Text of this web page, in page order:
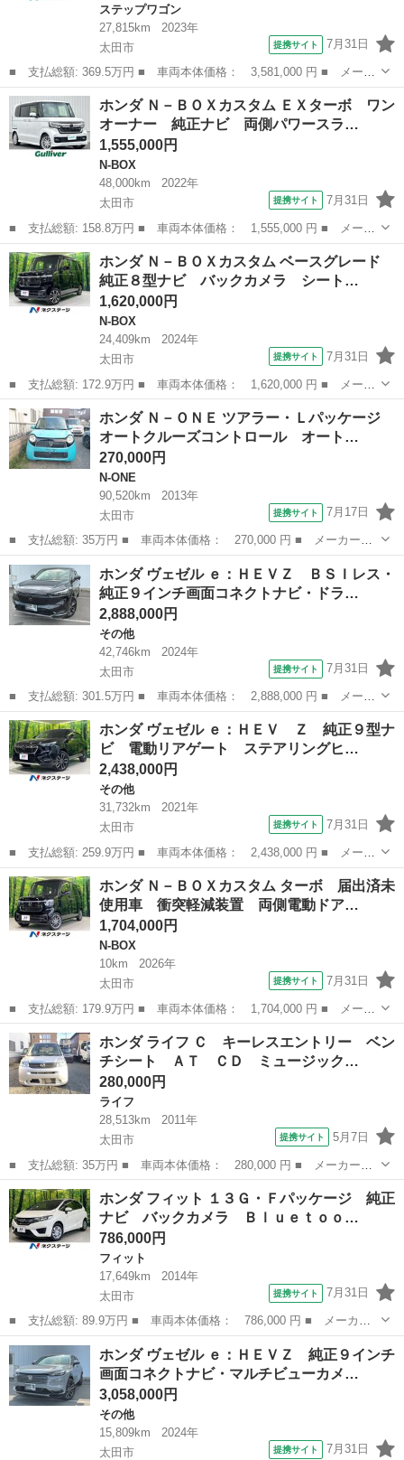
ステップワゴン
27,815km
2023年
太田市
提携サイト 7月31日
■ 支払総額: 369.5万円 ■ 車両本体価格： 3,581,000 円 ■ メーカ
ー名： ホンダ ■ 車種名： ステップワゴン ■ グレード名：
ｅ：ＨＥＶスパーダ 純正１１型ナビ 全周囲カメラ シートヒータ
ー 電動リ...
群馬 太田市 ステップワゴン
ホンダ Ｎ－ＢＯＸカスタム ＥＸターボ ワン
オーナー 純正ナビ 両側パワースラ…
1,555,000円
N-BOX
48,000km
2022年
太田市
提携サイト 7月31日
■ 支払総額: 158.8万円 ■ 車両本体価格： 1,555,000 円 ■ メーカ
ー名： ホンダ ■ 車種名： Ｎ－ＢＯＸカスタム ■ グレード
名： ＥＸターボ ワンオーナー 純正ナビ 両側パワースライドド
ア ホンダセ...
群馬 太田市 N-BOX
ホンダ Ｎ－ＢＯＸカスタム ベースグレード
純正８型ナビ バックカメラ シート…
1,620,000円
N-BOX
24,409km
2024年
太田市
提携サイト 7月31日
■ 支払総額: 172.9万円 ■ 車両本体価格： 1,620,000 円 ■ メーカ
ー名： ホンダ ■ 車種名： Ｎ－ＢＯＸカスタム ■ グレード
名： ベースグレード 純正８型ナビ バックカメラ シートヒータ
ー 電動スラ...
群馬 太田市 N-BOX
ホンダ Ｎ－ＯＮＥ ツアラー・Ｌパッケージ
オートクルーズコントロール オート…
270,000円
N-ONE
90,520km
2013年
太田市
提携サイト 7月17日
■ 支払総額: 35万円 ■ 車両本体価格： 270,000 円 ■ メーカー
名： ホンダ ■ 車種名： Ｎ－ＯＮＥ ■ グレード名： ツアラ
ー・Ｌパッケージ オートクルーズコントロール オートライト Ｈ
ＩＤ スマートキー...
群馬 太田市 N-ONE
ホンダ ヴェゼル ｅ：ＨＥＶＺ ＢＳＩレス・
純正９インチ画面コネクトナビ・ドラ…
2,888,000円
その他
42,746km
2024年
太田市
提携サイト 7月31日
■ 支払総額: 301.5万円 ■ 車両本体価格： 2,888,000 円 ■ メーカ
ー名： ホンダ ■ 車種名： ヴェゼル ■ グレード名： ｅ：ＨＥ
ＶＺ ＢＳＩレス・純正９インチ画面コネクトナビ・ドライブレコー
ダー・Ｅ...
群馬 太田市 その他
ホンダ ヴェゼル ｅ：ＨＥＶ Ｚ 純正９型ナ
ビ 電動リアゲート ステアリングヒ…
2,438,000円
その他
31,732km
2021年
太田市
提携サイト 7月31日
■ 支払総額: 259.9万円 ■ 車両本体価格： 2,438,000 円 ■ メーカ
ー名： ホンダ ■ 車種名： ヴェゼル ■ グレード名： ｅ：ＨＥ
Ｖ Ｚ 純正９型ナビ 電動リアゲート ステアリングヒーター シ
ートヒー...
群馬 太田市 その他
ホンダ Ｎ－ＢＯＸカスタム ターボ 届出済未
使用車 衝突軽減装置 両側電動ドア…
1,704,000円
N-BOX
10km
2026年
太田市
提携サイト 7月31日
■ 支払総額: 179.9万円 ■ 車両本体価格： 1,704,000 円 ■ メーカ
ー名： ホンダ ■ 車種名： Ｎ－ＢＯＸカスタム ■ グレード
名： ターボ 届出済未使用車 衝突軽減装置 両側電動ドア アダ
プティブクル...
群馬 太田市 N-BOX
ホンダ ライフ Ｃ キーレスエントリー ベン
チシート ＡＴ ＣＤ ミュージック…
280,000円
ライフ
28,513km
2011年
太田市
提携サイト 5月7日
■ 支払総額: 35万円 ■ 車両本体価格： 280,000 円 ■ メーカー
名： ホンダ ■ 車種名： ライフ ■ グレード名： Ｃ キーレス
エントリー ベンチシート ＡＴ ＣＤ ミュージックプレイヤー接
続可 衝突安全ボ...
群馬 太田市 ライフ
ホンダ フィット １３Ｇ・Ｆパッケージ 純正
ナビ バックカメラ Ｂｌｕｅｔｏｏ…
786,000円
フィット
17,649km
2014年
太田市
提携サイト 7月31日
■ 支払総額: 89.9万円 ■ 車両本体価格： 786,000 円 ■ メーカー
名： ホンダ ■ 車種名： フィット ■ グレード名： １３Ｇ・Ｆ
パッケージ 純正ナビ バックカメラ Ｂｌｕｅｔｏｏｔｈ スマー
トキー＆プッ...
群馬 太田市 フィット
ホンダ ヴェゼル ｅ：ＨＥＶＺ 純正９インチ
画面コネクトナビ・マルチビューカメ…
3,058,000円
その他
15,809km
2024年
太田市
提携サイト 7月31日